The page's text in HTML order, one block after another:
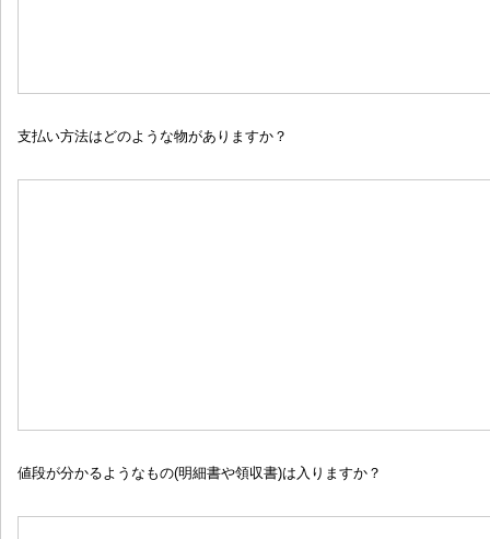
支払い方法はどのような物がありますか？
値段が分かるようなもの(明細書や領収書)は入りますか？